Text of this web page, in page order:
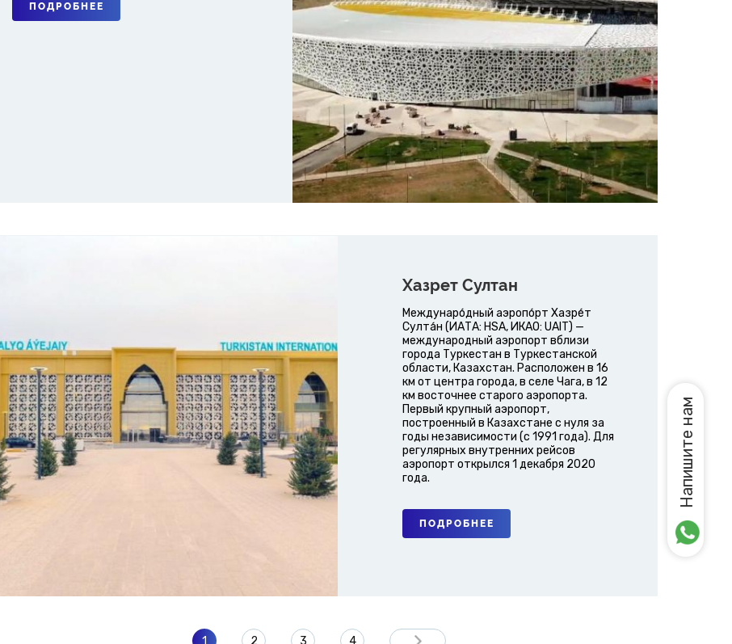
ПОДРОБНЕЕ
Хазрет Султан
Междунаро́дный аэропо́рт Хазре́т
Султа́н (ИАТА: HSA, ИКАО: UAIT) —
международный аэропорт вблизи
города Туркестан в Туркестанской
области, Казахстан. Расположен в 16
км от центра города, в селе Чага, в 12
км восточнее старого аэропорта.
Первый крупный аэропорт,
построенный в Казахстане с нуля за
годы независимости (с 1991 года). Для
регулярных внутренних рейсов
аэропорт открылся 1 декабря 2020
года.
ПОДРОБНЕЕ
1 2 3 4
Напишите нам